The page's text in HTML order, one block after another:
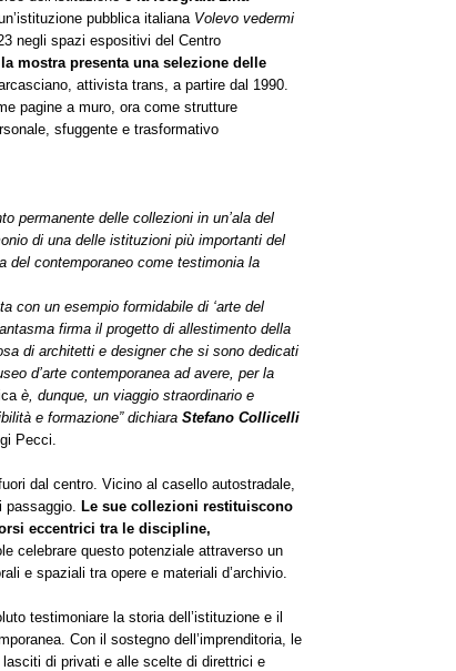
pubblica italiana Volevo vedermi
negli spazi espositivi del Centro
mostra presenta una selezione delle
attivista trans, a partire dal 1990.
pagine a muro, ora come strutture
sfuggente e trasformativo
permanente delle collezioni in un’ala del
di una delle istituzioni più importanti del
del contemporaneo come testimonia la
con un esempio formidabile di ‘arte del
firma il progetto di allestimento della
di architetti e designer che si sono dedicati
d’arte contemporanea ad avere, per la
è, dunque, un viaggio straordinario e
e formazione” dichiara Stefano Collicelli
Pecci.
dal centro. Vicino al casello autostradale,
Le sue collezioni restituiscono
eccentrici tra le discipline,
celebrare questo potenziale attraverso un
e spaziali tra opere e materiali d’archivio.
testimoniare la storia dell’istituzione e il
Con il sostegno dell’imprenditoria, le
di privati e alle scelte di direttrici e